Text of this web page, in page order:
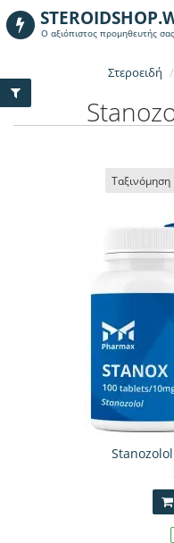
Ο αξιόπιστος προμηθευτής
Στεροειδή
Ταξινόμηση